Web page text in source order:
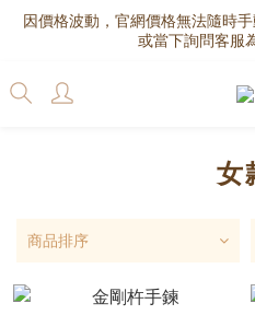
因價格波動，官網價格無法隨時
或當下詢問客服
女
商品排序